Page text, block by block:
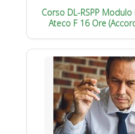
Corso DL-RSPP
Ateco F 16 Ore